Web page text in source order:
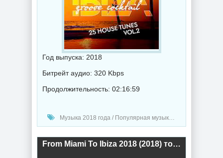
Год выпуска: 2018
Битрейт аудио: 320 Kbps
Продолжительность: 02:16:59
Музыка 2018 года / Популярная музыка / Хаус музыка / Диско музыка
From Miami To Ibiza 2018 (2018) торрент